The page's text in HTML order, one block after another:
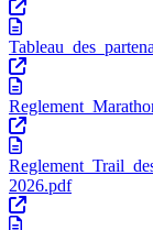
2026.pdf